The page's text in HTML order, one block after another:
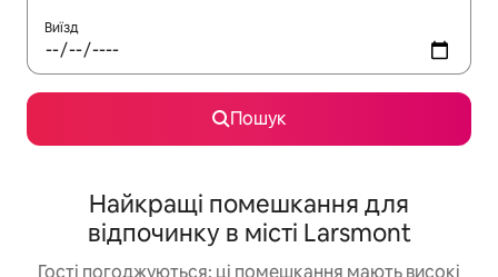
Виїзд
Пошук
Найкращі помешкання для
відпочинку в місті Larsmont
Гості погоджуються: ці помешкання мають високі